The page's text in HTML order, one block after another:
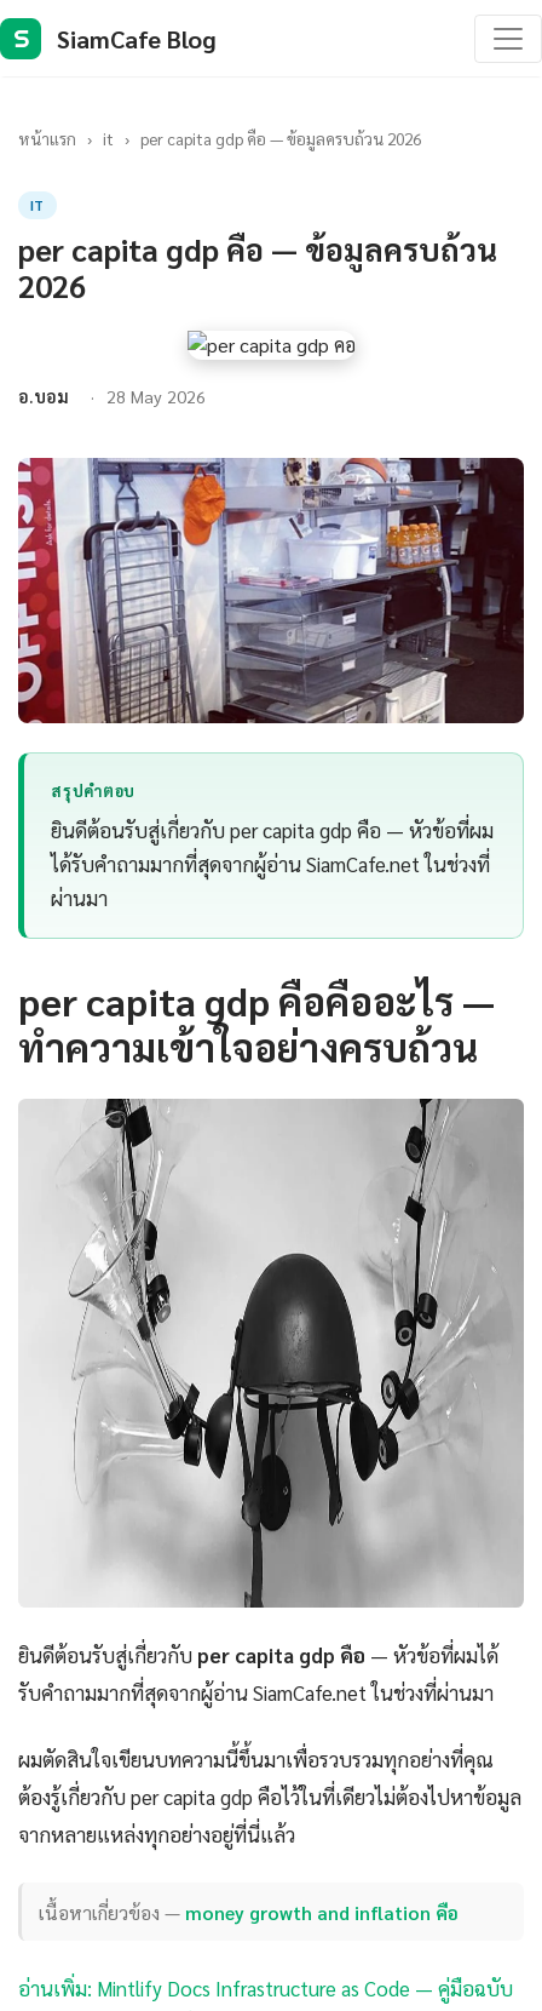
S SiamCafe Blog
หน้าแรก › it › per capita gdp คือ — ข้อมูลครบถ้วน 2026
IT
per capita gdp คือ — ข้อมูลครบถ้วน
2026
อ.บอม 28 May 2026
สรุปคำตอบ
ยินดีต้อนรับสู่เกี่ยวกับ per capita gdp คือ — หัวข้อที่ผม
ได้รับคำถามมากที่สุดจากผู้อ่าน SiamCafe.net ในช่วงที่
ผ่านมา
per capita gdp คือคืออะไร —
ทำความเข้าใจอย่างครบถ้วน
ยินดีต้อนรับสู่เกี่ยวกับ per capita gdp คือ — หัวข้อที่ผมได้
รับคำถามมากที่สุดจากผู้อ่าน SiamCafe.net ในช่วงที่ผ่านมา
ผมตัดสินใจเขียนบทความนี้ขึ้นมาเพื่อรวบรวมทุกอย่างที่คุณ
ต้องรู้เกี่ยวกับ per capita gdp คือไว้ในที่เดียวไม่ต้องไปหาข้อมูล
จากหลายแหล่งทุกอย่างอยู่ที่นี่แล้ว
เนื้อหาเกี่ยวข้อง — money growth and inflation คือ
อ่านเพิ่ม: Mintlify Docs Infrastructure as Code — คู่มือฉบับ